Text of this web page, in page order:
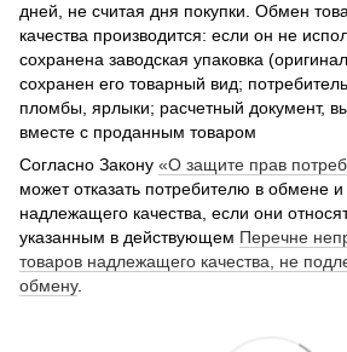
дней, не считая дня покупки. Обмен
качества производится: если он не
сохранена заводская упаковка
сохранен его товарный вид;
пломбы, ярлыки; расчетный документ,
вместе с проданным товаром
Согласно Закону «О защите прав
может отказать потребителю в обмене и
надлежащего качества, если они
указанным в действующем Перечне
товаров надлежащего качества, не
обмену.